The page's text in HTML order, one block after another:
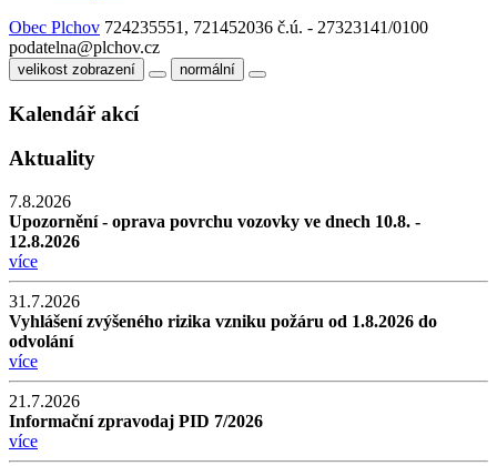
Obec Plchov 724235551, 721452036 č.ú. - 27323141/0100
podatelna@plchov.cz
velikost zobrazení normální
Kalendář akcí
Aktuality
7.8.2026
Upozornění - oprava povrchu vozovky ve dnech 10.8. -
12.8.2026
více
31.7.2026
Vyhlášení zvýšeného rizika vzniku požáru od 1.8.2026 do
odvolání
více
21.7.2026
Informační zpravodaj PID 7/2026
více